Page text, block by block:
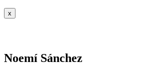
x
Noemí Sánchez